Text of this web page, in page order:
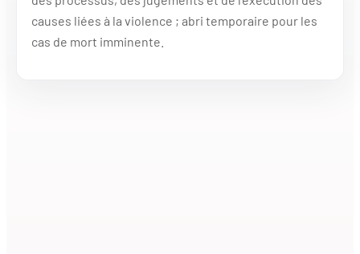
causes liées à la violence ; abri temporaire pour les
cas de mort imminente.